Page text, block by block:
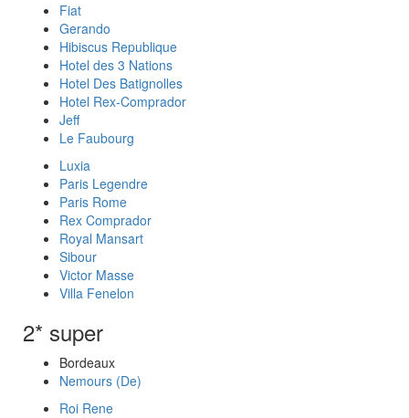
Fiat
Gerando
Hibiscus Republique
Hotel des 3 Nations
Hotel Des Batignolles
Hotel Rex-Comprador
Jeff
Le Faubourg
Luxia
Paris Legendre
Paris Rome
Rex Comprador
Royal Mansart
Sibour
Victor Masse
Villa Fenelon
2* super
Bordeaux
Nemours (De)
Roi Rene